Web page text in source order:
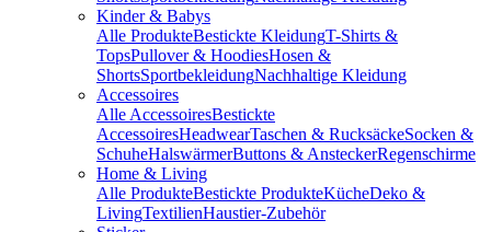
Kinder & Babys
Alle ProdukteBestickte KleidungT-Shirts &
TopsPullover & HoodiesHosen &
ShortsSportbekleidungNachhaltige Kleidung
Accessoires
Alle AccessoiresBestickte
AccessoiresHeadwearTaschen & RucksäckeSocken &
SchuheHalswärmerButtons & AnsteckerRegenschirme
Home & Living
Alle ProdukteBestickte ProdukteKücheDeko &
LivingTextilienHaustier-Zubehör